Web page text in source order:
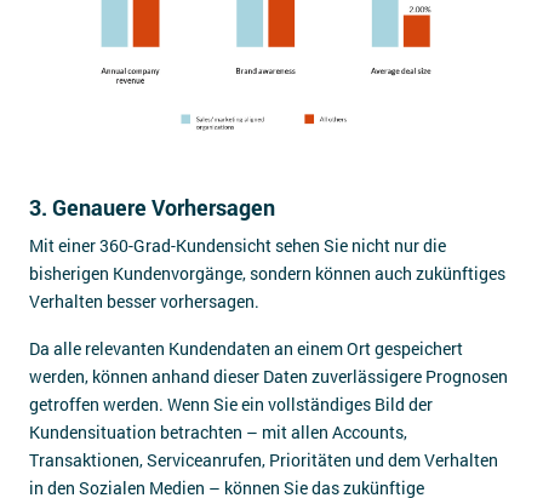
3. Genauere Vorhersagen
Mit einer 360-Grad-Kundensicht sehen Sie nicht nur die
bisherigen Kundenvorgänge, sondern können auch zukünftiges
Verhalten besser vorhersagen.
Da alle relevanten Kundendaten an einem Ort gespeichert
werden, können anhand dieser Daten zuverlässigere Prognosen
getroffen werden. Wenn Sie ein vollständiges Bild der
Kundensituation betrachten – mit allen Accounts,
Transaktionen, Serviceanrufen, Prioritäten und dem Verhalten
in den Sozialen Medien – können Sie das zukünftige